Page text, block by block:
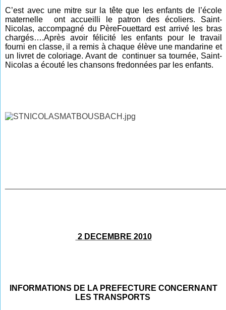
C’est avec une mitre sur la tête que les enfants de l’école
maternelle ont accueilli le patron des écoliers. Saint-
Nicolas, accompagné du PèreFouettard est arrivé les bras
chargés….Après avoir félicité les enfants pour le travail
fourni en classe, il a remis à chaque élève une mandarine et
un livret de coloriage. Avant de continuer sa tournée, Saint-
Nicolas a écouté les chansons fredonnées par les enfants.
2 DECEMBRE 2010
INFORMATIONS DE LA PREFECTURE CONCERNANT
LES TRANSPORTS